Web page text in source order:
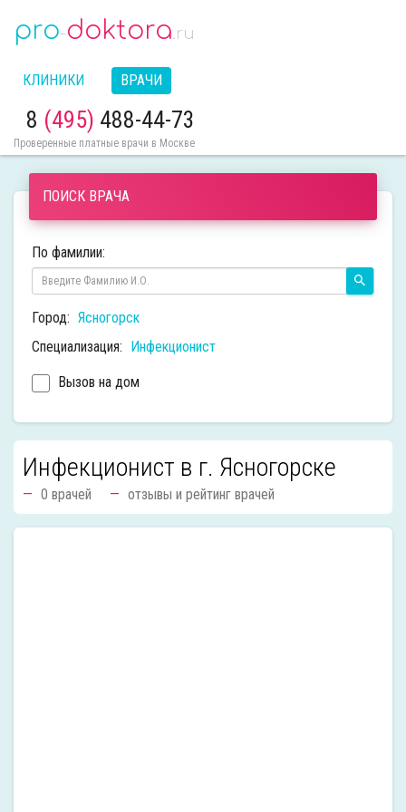
pro-doktora.ru
КЛИНИКИ ВРАЧИ
8 (495) 488-44-73
Проверенные платные врачи в Москве
ПОИСК ВРАЧА
По фамилии:
Город: Ясногорск
Специализация: Инфекционист
Вызов на дом
Инфекционист в г. Ясногорске
0 врачей отзывы и рейтинг врачей